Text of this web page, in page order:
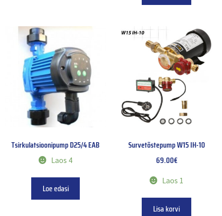
Tsirkulatsioonipump D25/4 EAB
Laos 4
Loe edasi
Survetõstepump W15 IH-10
69.00€
Laos 1
Lisa korvi